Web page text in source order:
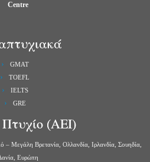
Centre
GMAT
TOEFL
IELTS
GRE
(ΑΕΙ)
Μεγάλη Βρετανία, Ολλανδία, Ιρλανδία, Σουηδία,
Ευρώπη